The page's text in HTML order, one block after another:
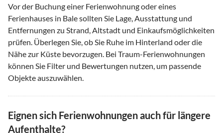
Vor der Buchung einer Ferienwohnung oder eines
Ferienhauses in Bale sollten Sie Lage, Ausstattung und
Entfernungen zu Strand, Altstadt und Einkaufsmöglichkeiten
prüfen. Überlegen Sie, ob Sie Ruhe im Hinterland oder die
Nähe zur Küste bevorzugen. Bei Traum-Ferienwohnungen
können Sie Filter und Bewertungen nutzen, um passende
Objekte auszuwählen.
Eignen sich Ferienwohnungen auch für längere
Aufenthalte?